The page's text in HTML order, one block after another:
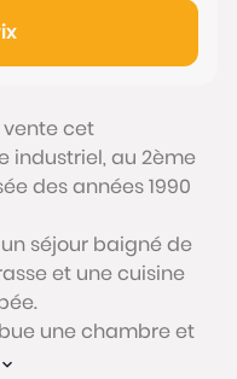
vente cet
industriel, au 2ème
des années 1990
séjour baigné de
et une cuisine
une chambre et